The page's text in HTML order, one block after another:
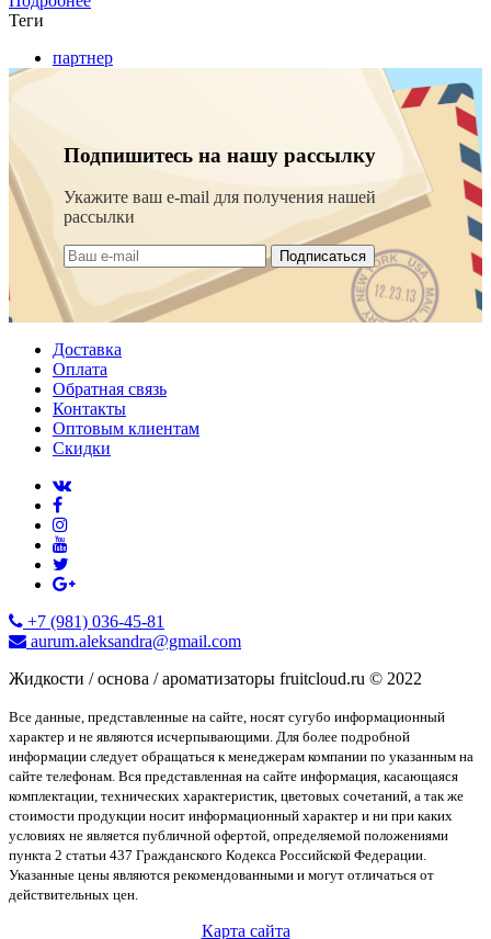
Теги
партнер
Подпишитесь на нашу рассылку
Укажите ваш e-mail для получения нашей
рассылки
Подписаться
Доставка
Оплата
Обратная связь
Контакты
Оптовым клиентам
Скидки
+7 (981) 036-45-81
aurum.aleksandra@gmail.com
Жидкости / основа / ароматизаторы fruitcloud.ru © 2022
Все данные, представленные на сайте, носят сугубо информационный
характер и не являются исчерпывающими. Для более подробной
информации следует обращаться к менеджерам компании по указанным на
сайте телефонам. Вся представленная на сайте информация, касающаяся
комплектации, технических характеристик, цветовых сочетаний, а так же
стоимости продукции носит информационный характер и ни при каких
условиях не является публичной офертой, определяемой положениями
пункта 2 статьи 437 Гражданского Кодекса Российской Федерации.
Указанные цены являются рекомендованными и могут отличаться от
действительных цен.
Карта сайта